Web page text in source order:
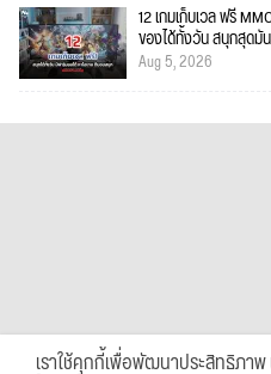
12 เกมเก็บเวล ฟรี
ของได้ทั้งวัน สนุกสุด
Aug 5, 2026
เราใช้คุกกี้เพื่อพัฒนาประสิทธิภา